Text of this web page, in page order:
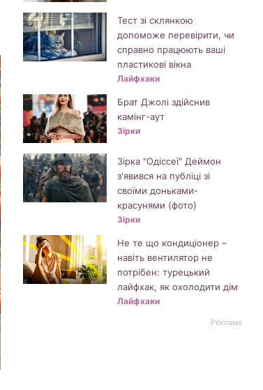
Тест зі склянкою
допоможе перевірити, чи
справно працюють ваші
пластикові вікна
Лайфхаки
Брат Джолі здійснив
камінг-аут
Зірки
Зірка "Одіссеї" Деймон
з'явився на публіці зі
своїми доньками-
красунями (фото)
Зірки
Не те що кондиціонер –
навіть вентилятор не
потрібен: турецький
лайфхак, як охолодити дім
Лайфхаки
Реклама